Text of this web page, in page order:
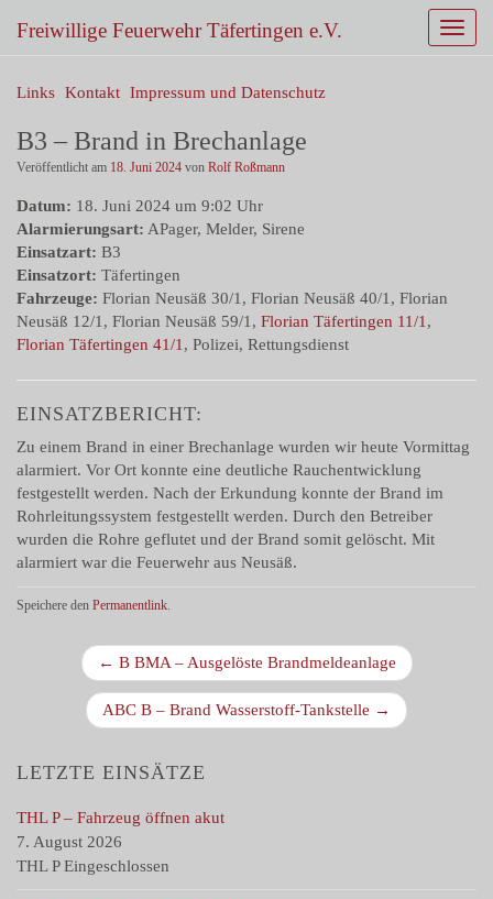
S
o
Freiwillige Feuerwehr Täfertingen e.V.
Links Kontakt Impressum und Datenschutz
B3 – Brand in Brechanlage
Veröffentlicht am 18. Juni 2024 von Rolf Roßmann
Datum: 18. Juni 2024 um 9:02 Uhr
Alarmierungsart: APager, Melder, Sirene
Einsatzart: B3
Einsatzort: Täfertingen
Fahrzeuge: Florian Neusäß 30/1, Florian Neusäß 40/1, Florian
Neusäß 12/1, Florian Neusäß 59/1, Florian Täfertingen 11/1 ,
Florian Täfertingen 41/1 , Polizei, Rettungsdienst
EINSATZBERICHT:
Zu einem Brand in einer Brechanlage wurden wir heute Vormittag
alarmiert. Vor Ort konnte eine deutliche Rauchentwicklung
festgestellt werden. Nach der Erkundung konnte der Brand im
Rohrleitungssystem festgestellt werden. Durch den Betreiber
wurden die Rohre geflutet und der Brand somit gelöscht. Mit
alarmiert war die Feuerwehr aus Neusäß.
Speichere den Permanentlink
r
g
s
← B BMA – Ausgelöste Brandmeldeanlage
ABC B – Brand Wasserstoff-Tankstelle →
LETZTE EINSÄTZE
THL P – Fahrzeug öffnen akut
7. August 2026
THL P Eingeschlossen